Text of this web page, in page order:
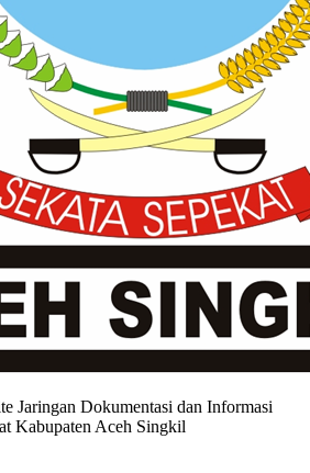
Jaringan Dokumentasi dan Informasi
Kabupaten Aceh Singkil